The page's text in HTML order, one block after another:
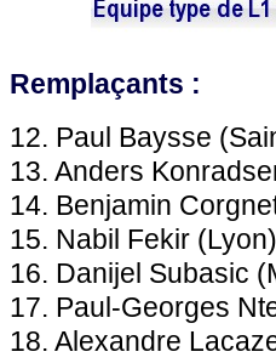
Remplaçants :
12. Paul Baysse
13. Anders
14. Benjamin
15. Nabil Fekir (Lyon)
16. Danijel Subasic
17. Paul-Georges
18. Alexandre